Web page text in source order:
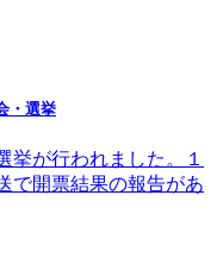
・選挙
挙が行われました。１
で開票結果の報告があ